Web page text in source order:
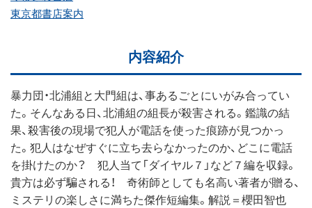
東京都書店案内
内容紹介
暴力団・北浦組と大門組は、事あるごとにいがみ合ってい
た。そんなある日、北浦組の組長が殺害される。鑑識の結
果、殺害後の現場で犯人が電話を使った痕跡が見つかっ
た。犯人はなぜすぐに立ち去らなかったのか、どこに電話
を掛けたのか？ 犯人当て「ダイヤル７」など７編を収録。
貴方は必ず騙される！ 奇術師としても名高い著者が贈る、
ミステリの楽しさに満ちた傑作短編集。解説＝櫻田智也